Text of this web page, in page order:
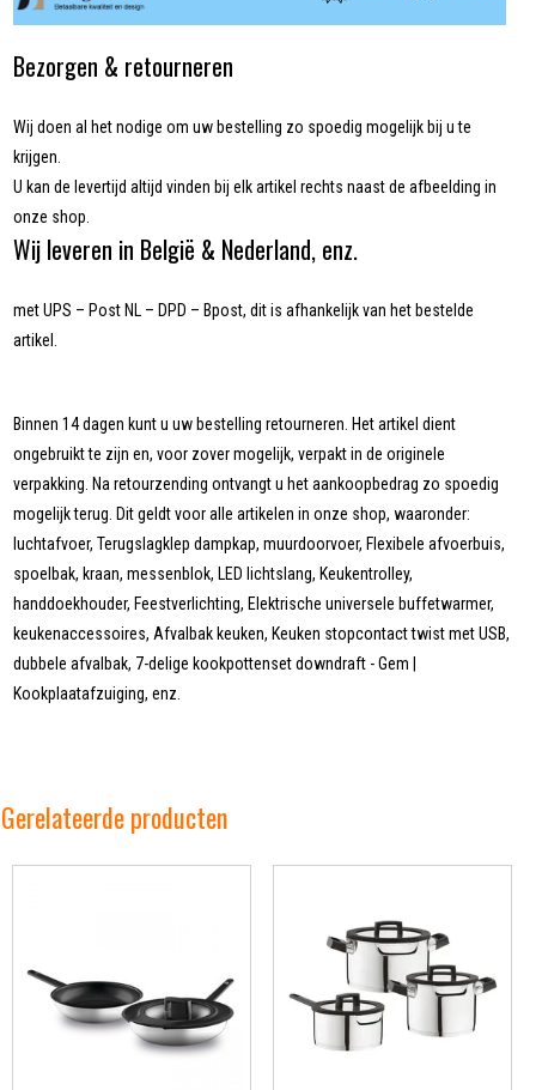
Bezorgen & retourneren
Wij doen al het nodige om uw bestelling zo spoedig mogelijk bij u te
krijgen.
U kan de levertijd altijd vinden bij elk artikel rechts naast de afbeelding in
onze shop.
Wij leveren in België & Nederland, enz.
met UPS – Post NL – DPD – Bpost, dit is afhankelijk van het bestelde
artikel.
Binnen 14 dagen kunt u uw bestelling retourneren. Het artikel dient
ongebruikt te zijn en, voor zover mogelijk, verpakt in de originele
verpakking. Na retourzending ontvangt u het aankoopbedrag zo spoedig
mogelijk terug. Dit geldt voor alle artikelen in onze shop, waaronder:
luchtafvoer, Terugslagklep dampkap, muurdoorvoer, Flexibele afvoerbuis,
spoelbak, kraan, messenblok, LED lichtslang, Keukentrolley,
handdoekhouder, Feestverlichting, Elektrische universele buffetwarmer,
keukenaccessoires, Afvalbak keuken, Keuken stopcontact twist met USB,
dubbele afvalbak, 7-delige kookpottenset downdraft - Gem |
Kookplaatafzuiging, enz.
Gerelateerde producten